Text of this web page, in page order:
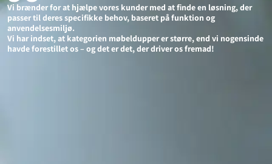
Vi brænder for at hjælpe vores kunder med at finde en løsning, der
passer til deres specifikke behov, baseret på funktion og
anvendelsesmiljø.
Vi har indset, at kategorien møbeldupper er større, end vi nogensinde
havde forestillet os – og det er det, der driver os fremad!